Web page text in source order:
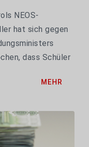
NEOS-
hat sich gegen
dass Schüler
"Einige Schulen...
MEHR